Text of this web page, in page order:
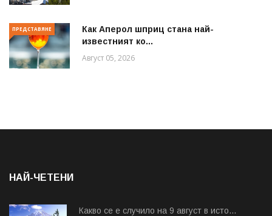
ПРЕДСТАВЯНЕ
Как Аперол шприц стана най-
известният ко...
Август 05, 2026
НАЙ-ЧЕТЕНИ
Какво се е случило на 9 август в исто...